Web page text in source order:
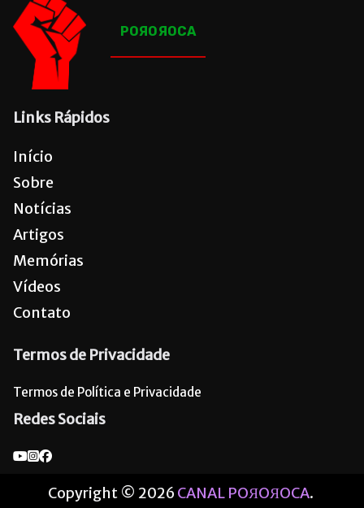
POЯOЯOCA
Links Rápidos
Início
Sobre
Notícias
Artigos
Memórias
Vídeos
Contato
Termos de Privacidade
Termos de Política e Privacidade
Redes Sociais
Copyright © 2026 CANAL POЯOЯOCA.